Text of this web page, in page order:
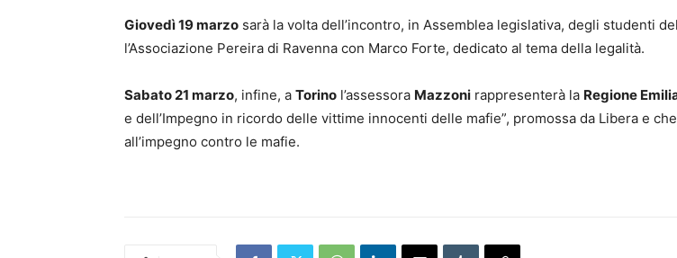
Giovedì 19 marzo sarà la volta dell’incontro, in Assemblea legislativa, degli studenti
l’Associazione Pereira di Ravenna con Marco Forte, dedicato al tema della legalità.
Sabato 21 marzo, infine, a Torino l’assessora Mazzoni rappresenterà la Regione
e dell’Impegno in ricordo delle vittime innocenti delle mafie”, promossa da Libera e
all’impegno contro le mafie.